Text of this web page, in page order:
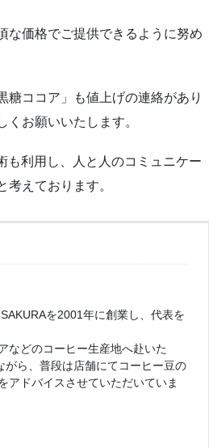
な価格でご提供できるように努め
糖ココア」も値上げの連絡があり
お願いいたします。
も利用し、人と人のコミュニケー
えております。
を2001年に創業し、代表を
などのコーヒー生産地へ赴いた
がら、普段は店舗にてコーヒー豆の
アドバイスさせていただいていま